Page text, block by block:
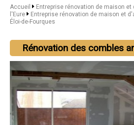
Accueil
Entreprise rénovation de maison et
l'Eure
Entreprise rénovation de maison et
Éloi-de-Fourques
Rénovation des combles